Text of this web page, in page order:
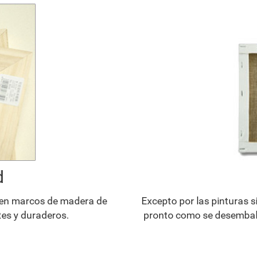
marcos de madera de
y duraderos.
Excepto por las pinturas
pronto como se